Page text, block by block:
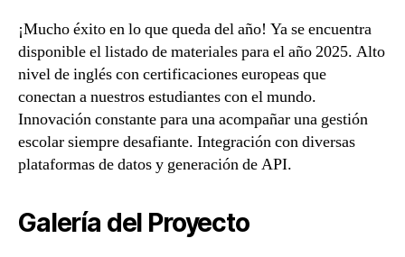
¡Mucho éxito en lo que queda del año! Ya se encuentra
disponible el listado de materiales para el año 2025. Alto
nivel de inglés con certificaciones europeas que
conectan a nuestros estudiantes con el mundo.
Innovación constante para una acompañar una gestión
escolar siempre desafiante. Integración con diversas
plataformas de datos y generación de API.
Galería del Proyecto